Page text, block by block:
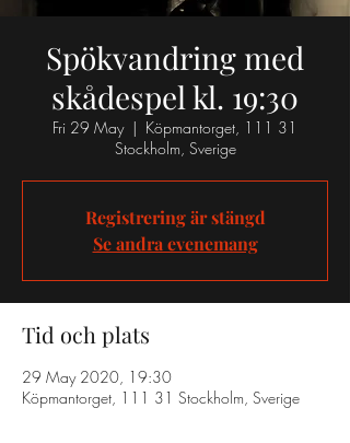
Spökvandring med
skådespel kl. 19:30
Fri 29 May
  |
Köpmantorget, 111 31
Stockholm, Sverige
Registrering är stängd
Se andra evenemang
Tid och plats
29 May 2020, 19:30
Köpmantorget, 111 31 Stockholm, Sverige